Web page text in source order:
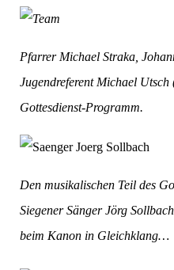
Pfarrer Michael Straka,
Jugendreferent Michael Utsch
Gottesdienst-Programm.
Den musikalischen Teil des
Siegener Sänger Jörg
beim Kanon in Gleichklang…